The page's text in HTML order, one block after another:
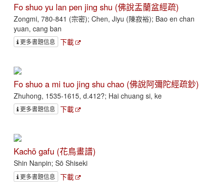
Fo shuo yu lan pen jing shu (佛說盂蘭盆經疏)
Zongmi, 780-841 (宗密); Chen, Jiyu (陳寂裕); Bao en chan
yuan, cang ban
更多書題信息 下載
Fo shuo a mi tuo jing shu chao (佛說阿彌陀經疏鈔)
Zhuhong, 1535-1615, d.412?; Hai chuang si, ke
更多書題信息 下載
Kachō gafu (花鳥畫譜)
Shin Nanpin; Sō Shiseki
更多書題信息 下載